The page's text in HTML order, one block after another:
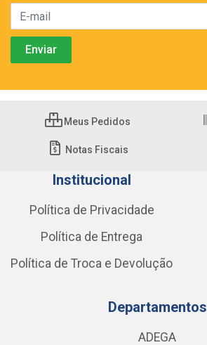
Meus Pedidos
Notas Fiscais
Institucional
Política de Privacidade
Política de Entrega
Política de Troca e Devolução
Departamentos
ADEGA